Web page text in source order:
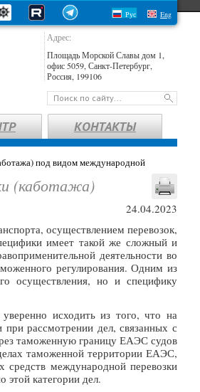
Рус Eng
Адрес:
Площадь Морской Славы дом 1,
офис 5059, Санкт-Петербург,
Россия, 199106
КОНТАКТЫ
под видом международной
24.04.2023
(каботажа)
осуществлением перевозок,
имеет такой же сложный и
деятельности во
регулирования. Одним из
осуществления, но и специфику
исходить из того, что на
рассмотрении дел, связанных с
таможенную границу ЕАЭС судов
таможенной территории ЕАЭС,
средств международной перевозки
категории дел.